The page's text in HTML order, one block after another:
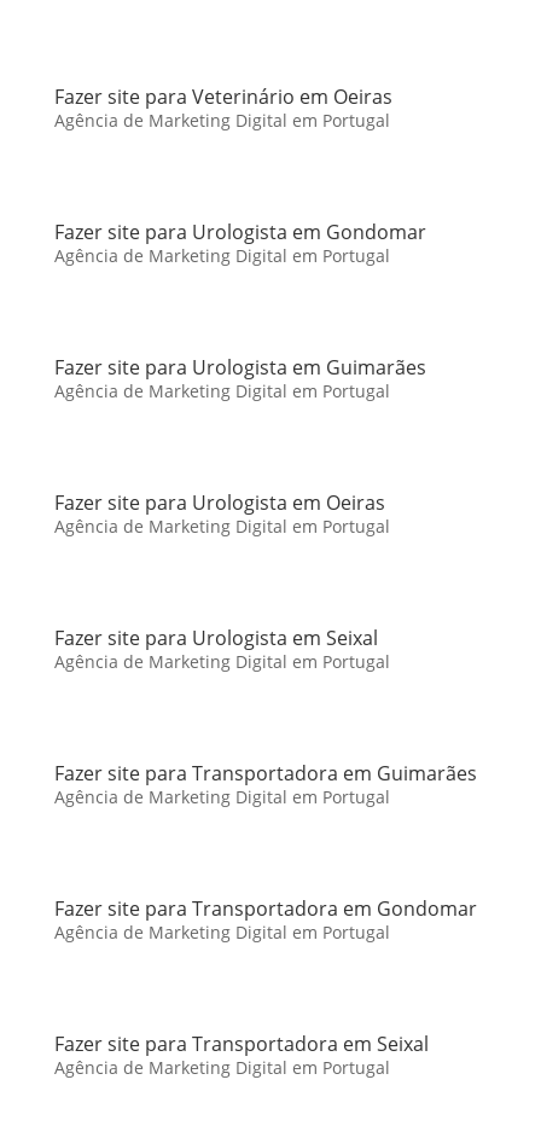
Fazer site para Veterinário em Oeiras
Agência de Marketing Digital em Portugal
Fazer site para Urologista em Gondomar
Agência de Marketing Digital em Portugal
Fazer site para Urologista em Guimarães
Agência de Marketing Digital em Portugal
Fazer site para Urologista em Oeiras
Agência de Marketing Digital em Portugal
Fazer site para Urologista em Seixal
Agência de Marketing Digital em Portugal
Fazer site para Transportadora em Guimarães
Agência de Marketing Digital em Portugal
Fazer site para Transportadora em Gondomar
Agência de Marketing Digital em Portugal
Fazer site para Transportadora em Seixal
Agência de Marketing Digital em Portugal